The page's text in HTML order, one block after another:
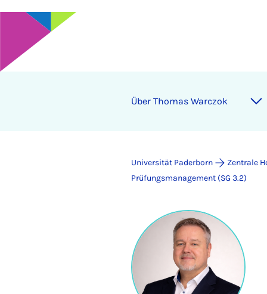
Über Thomas Warczok
Universität Paderborn Zentrale
Prüfungsmanagement (SG 3.2)